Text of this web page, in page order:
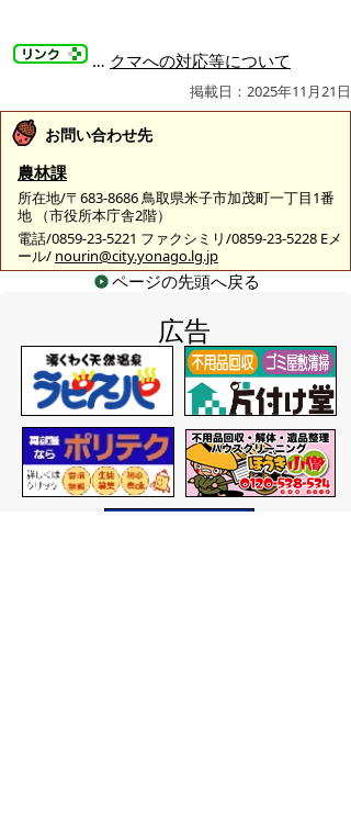
… クマへの対応等について
掲載日：2025年11月21日
お問い合わせ先
農林課
所在地/〒683-8686 鳥取県米子市加茂町一丁目1番
地 （市役所本庁舎2階）
電話/0859-23-5221 ファクシミリ/0859-23-5228 Eメ
ール/ nourin@city.yonago.lg.jp
ページの先頭へ戻る
広告